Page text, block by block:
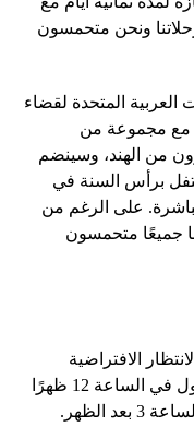
ونحن متحمسون
العربية المتحدة لقضاء
مع مجموعة من
من الهند، وسينضم
برأس السنة في
على الرغم من
جميعًا متحمسون
الافتراضية
لتأمين التذاكر. “لقد قمت بتسجيل الدخول في الساعة 12 ظهرًا
بتوقيت الإمارات وجاء دوري أخيرًا في الساعة 3 بعد الظهر.